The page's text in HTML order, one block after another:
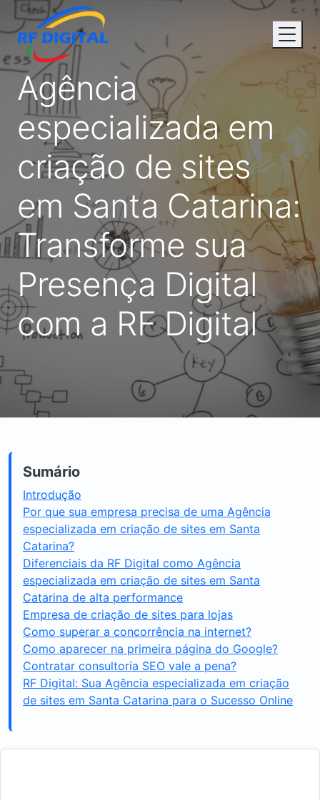
Agência
especializada em
criação de sites
em Santa Catarina:
Transforme sua
Presença Digital
com a RF Digital
Sumário
Introdução
Por que sua empresa precisa de uma Agência
especializada em criação de sites em Santa
Catarina?
Diferenciais da RF Digital como Agência
especializada em criação de sites em Santa
Catarina de alta performance
Empresa de criação de sites para lojas
Como superar a concorrência na internet?
Como aparecer na primeira página do Google?
Contratar consultoria SEO vale a pena?
RF Digital: Sua Agência especializada em criação
de sites em Santa Catarina para o Sucesso Online